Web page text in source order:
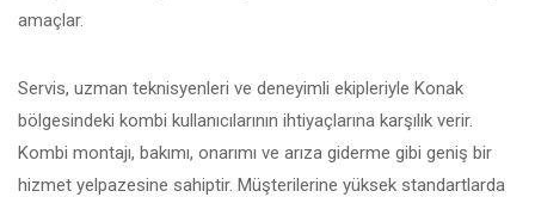
amaçlar.
Servis, uzman teknisyenleri ve deneyimli ekipleriyle Konak
bölgesindeki kombi kullanıcılarının ihtiyaçlarına karşılık verir.
Kombi montajı, bakımı, onarımı ve arıza giderme gibi geniş bir
hizmet yelpazesine sahiptir. Müşterilerine yüksek standartlarda